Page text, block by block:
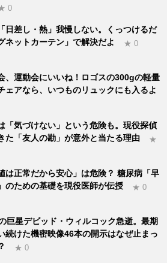
0
日差し・熱」我慢しない。くっつけるだ
ネットカーテン」で解決だよ
★ 0
、運動会にいいね！ロゴスの300gの軽量
ェアなら、いつものリュックにも入るよ
「気づけない」という危険も。現役探偵
た「友人の勘」が意外と当たる理由
★
は正常だから安心」は危険？ 糖尿病「早
のための基礎を現役医師が伝授
★ 0
巨星デビッド・ウィルコック急逝。最期
続けた機密映像46本の開示はなぜ止まっ
★ 0